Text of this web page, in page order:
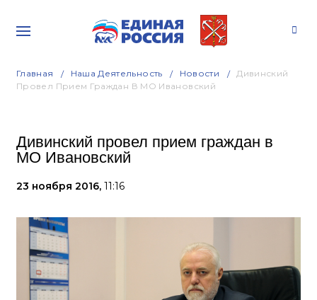
Главная Наша Деятельность Новости
Дивинский
Провел Прием Граждан В МО Ивановский
Дивинский провел прием граждан в
МО Ивановский
23 ноября 2016, 11:16